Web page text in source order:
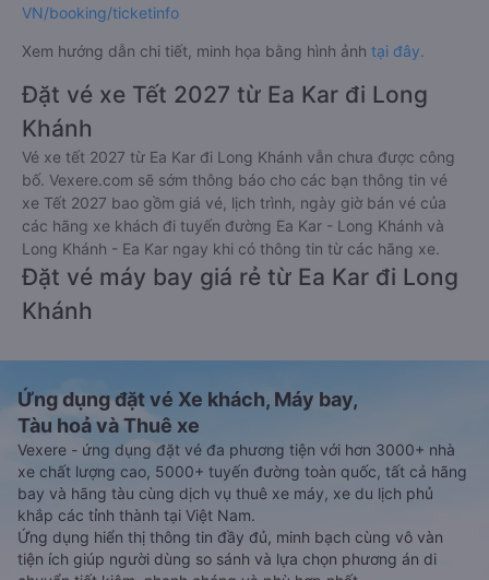
VN/booking/ticketinfo
Xem hướng dẫn chi tiết, minh họa bằng hình ảnh tại đây.
Đặt vé xe Tết 2027 từ Ea Kar đi Long
Khánh
Vé xe tết 2027 từ Ea Kar đi Long Khánh vẫn chưa được công
bố. Vexere.com sẽ sớm thông báo cho các bạn thông tin vé
xe Tết 2027 bao gồm giá vé, lịch trình, ngày giờ bán vé của
các hãng xe khách đi tuyến đường Ea Kar - Long Khánh và
Long Khánh - Ea Kar ngay khi có thông tin từ các hãng xe.
Đặt vé máy bay giá rẻ từ Ea Kar đi Long
Khánh
Ứng dụng đặt vé Xe khách, Máy bay,
Tàu hoả và Thuê xe
Vexere - ứng dụng đặt vé đa phương tiện với hơn 3000+ nhà
xe chất lượng cao, 5000+ tuyến đường toàn quốc, tất cả hãng
bay và hãng tàu cùng dịch vụ thuê xe máy, xe du lịch phủ
khắp các tỉnh thành tại Việt Nam.
Ứng dụng hiển thị thông tin đầy đủ, minh bạch cùng vô vàn
tiện ích giúp người dùng so sánh và lựa chọn phương án di